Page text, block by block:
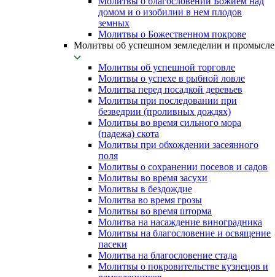
домом и о изобилии в нем плодов
земных
Молитвы о Божественном покрове
Молитвы об успешном земледелии и промысле
Молитвы об успешной торговле
Молитвы о успехе в рыбной ловле
Молитва перед посадкой деревьев
Молитвы при последовании при
безведрии (проливных дождях)
Молитвы во время сильного мора
(падежа) скота
Молитвы при обхождении засеянного
поля
Молитвы о сохранении посевов и садов
Молитвы во время засухи
Молитвы в бездождие
Молитва во время грозы
Молитвы во время шторма
Молитва на насаждение виноградника
Молитвы на благословение и освящение
пасеки
Молитва на благословение стада
Молитвы о покровительстве кузнецов и